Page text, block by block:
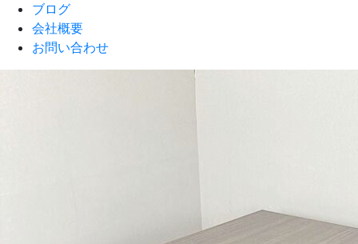
ブログ
会社概要
お問い合わせ